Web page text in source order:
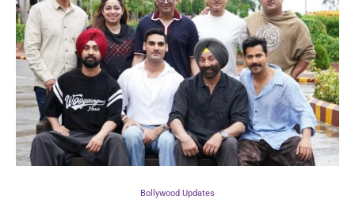
Bollywood Updates